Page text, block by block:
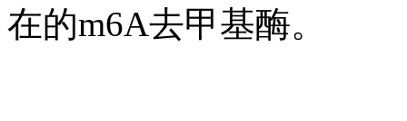
在的m6A去甲基酶。